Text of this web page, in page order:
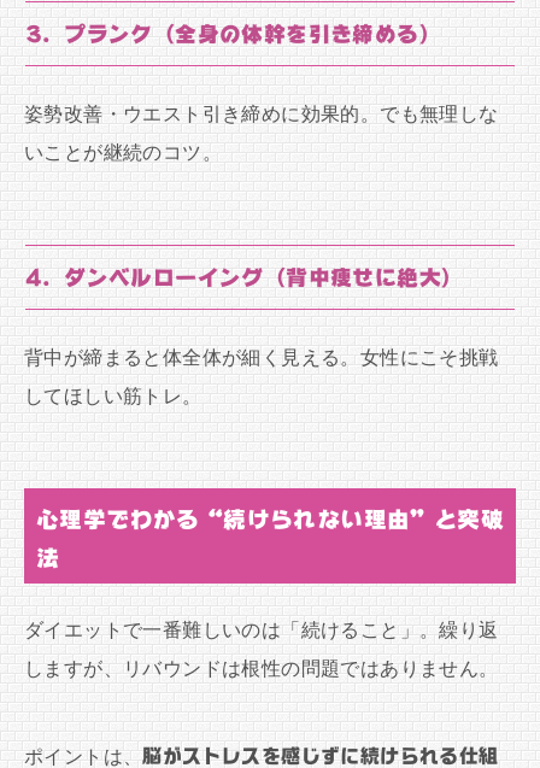
3. プランク（全身の体幹を引き締める）
姿勢改善・ウエスト引き締めに効果的。でも無理しな
いことが継続のコツ。
4. ダンベルローイング（背中痩せに絶大）
背中が締まると体全体が細く見える。女性にこそ挑戦
してほしい筋トレ。
心理学でわかる“続けられない理由”と突破
法
ダイエットで一番難しいのは「続けること」。繰り返
しますが、リバウンドは根性の問題ではありません。
ポイントは、脳がストレスを感じずに続けられる仕組